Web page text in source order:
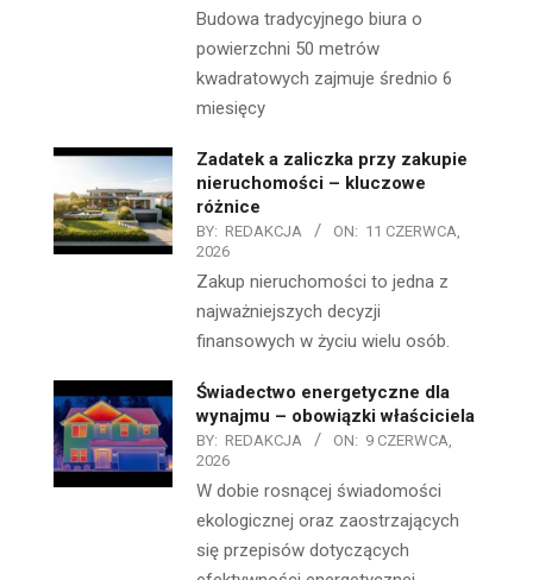
Budowa tradycyjnego biura o
powierzchni 50 metrów
kwadratowych zajmuje średnio 6
miesięcy
Zadatek a zaliczka przy zakupie
nieruchomości – kluczowe
różnice
BY: REDAKCJA ON: 11 CZERWCA,
2026
Zakup nieruchomości to jedna z
najważniejszych decyzji
finansowych w życiu wielu osób.
Świadectwo energetyczne dla
wynajmu – obowiązki właściciela
BY: REDAKCJA ON: 9 CZERWCA,
2026
W dobie rosnącej świadomości
ekologicznej oraz zaostrzających
się przepisów dotyczących